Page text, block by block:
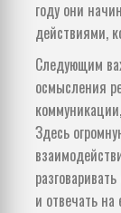
году они
действиями,
Следующим
осмысления
Здесь
и отвечать на